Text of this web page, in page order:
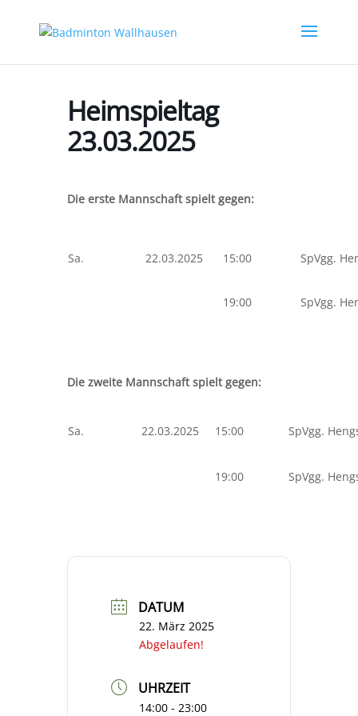
Heimspieltag
23.03.2025
Die erste Mannschaft spielt gegen:
Sa. 22.03.2025 15:00 SpVgg.
19:00 SpVgg.
Die zweite Mannschaft spielt gegen:
Sa. 22.03.2025 15:00 SpVgg.
19:00 SpVgg.
DATUM
22. März 2025
Abgelaufen!
UHRZEIT
14:00 - 23:00